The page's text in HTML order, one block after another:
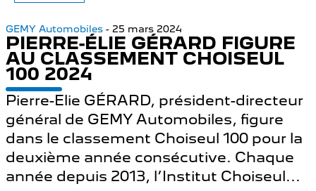
GEMY Automobiles - 25 mars 2024
PIERRE-ÉLIE GÉRARD FIGURE
AU CLASSEMENT CHOISEUL
100 2024
Pierre-Elie GÉRARD, président-directeur
général de GEMY Automobiles, figure
dans le classement Choiseul 100 pour la
deuxième année consécutive. Chaque
année depuis 2013, l’Institut Choiseul...